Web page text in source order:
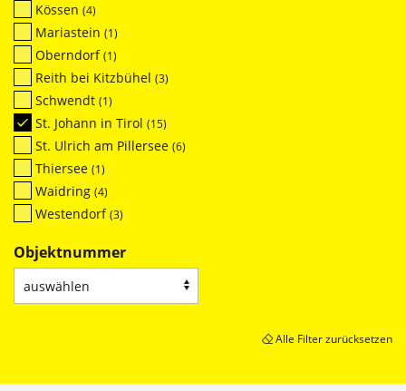
Kössen (4)
Mariastein (1)
Oberndorf(1)
Reith bei Kitzbühel (3)
Schwendt (1)
St. Johann in Tirol (15)
St. Ulrich am Pillersee (6)
Thiersee (1)
Waidring (4)
Westendorf(3)
Objektnummer
suchende
Alle Filter zurücksetzen